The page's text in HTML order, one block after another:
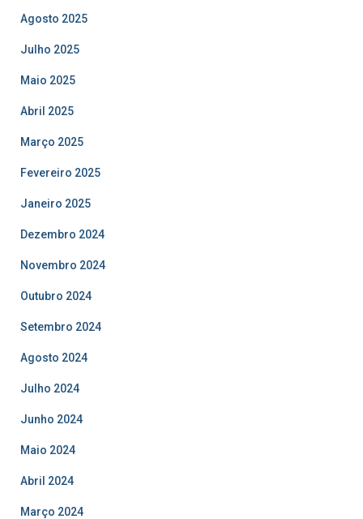
Agosto 2025
Julho 2025
Maio 2025
Abril 2025
Março 2025
Fevereiro 2025
Janeiro 2025
Dezembro 2024
Novembro 2024
Outubro 2024
Setembro 2024
Agosto 2024
Julho 2024
Junho 2024
Maio 2024
Abril 2024
Março 2024